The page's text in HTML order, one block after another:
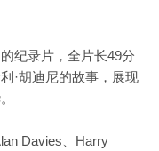
纪录片，全片长49分
·胡迪尼的故事，展现
Davies、Harry